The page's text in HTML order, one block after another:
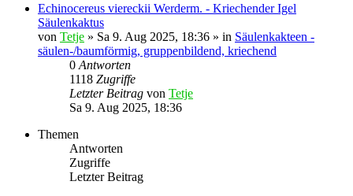
Echinocereus viereckii Werderm. - Kriechender Igel
Säulenkaktus
von Tetje » Sa 9. Aug 2025, 18:36 » in Säulenkakteen -
säulen-/baumförmig, gruppenbildend, kriechend
0 Antworten
1118 Zugriffe
Letzter Beitrag von Tetje
Sa 9. Aug 2025, 18:36
Themen
Antworten
Zugriffe
Letzter Beitrag